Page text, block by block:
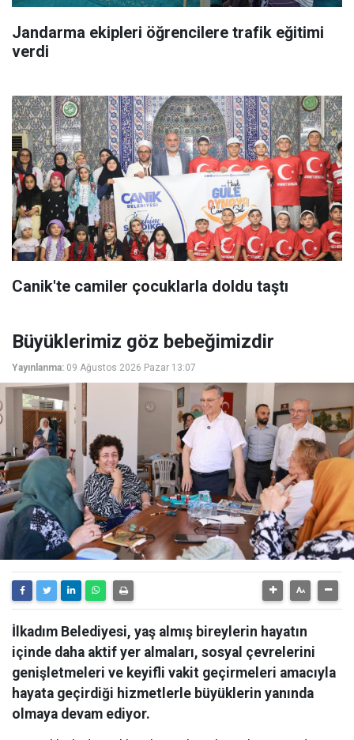
Jandarma ekipleri öğrencilere trafik eğitimi
verdi
Canik'te camiler çocuklarla doldu taştı
Büyüklerimiz göz bebeğimizdir
Yayınlanma: 09 Ağustos 2026 Pazar 13:07
İlkadım Belediyesi, yaş almış bireylerin hayatın
içinde daha aktif yer almaları, sosyal çevrelerini
genişletmeleri ve keyifli vakit geçirmeleri amacıyla
hayata geçirdiği hizmetlerle büyüklerin yanında
olmaya devam ediyor.